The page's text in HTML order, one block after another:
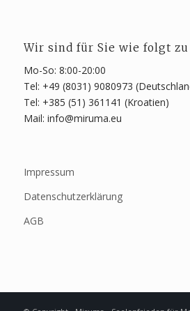
Wir sind für Sie wie folgt
Mo-So: 8:00-20:00
Tel: +49 (8031) 9080973
Tel: +385 (51) 361141 (Kroatien)
Mail: info@miruma.eu
Impressum
Datenschutzerklärung
AGB